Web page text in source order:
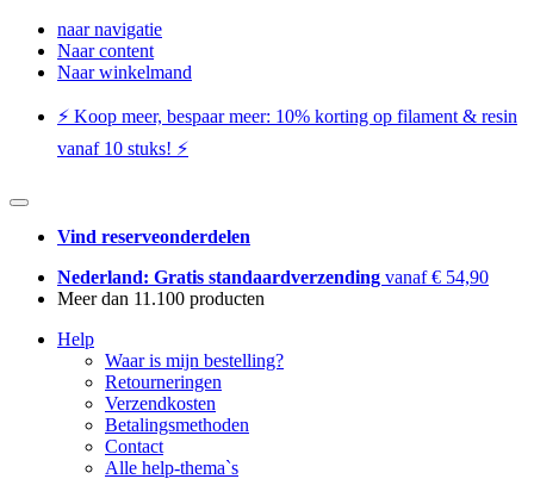
naar navigatie
Naar content
Naar winkelmand
⚡️ Koop meer, bespaar meer: ​​10% korting op filament & resin
vanaf 10 stuks! ⚡️
Vind reserveonderdelen
Nederland: Gratis standaardverzending vanaf € 54,90
Meer dan 11.100 producten
Help
Waar is mijn bestelling?
Retourneringen
Verzendkosten
Betalingsmethoden
Contact
Alle help-thema`s